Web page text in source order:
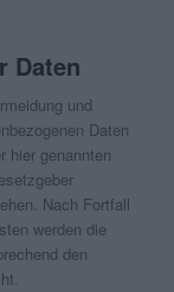
Daten
und
Daten
hier genannten
Nach Fortfall
werden die
den